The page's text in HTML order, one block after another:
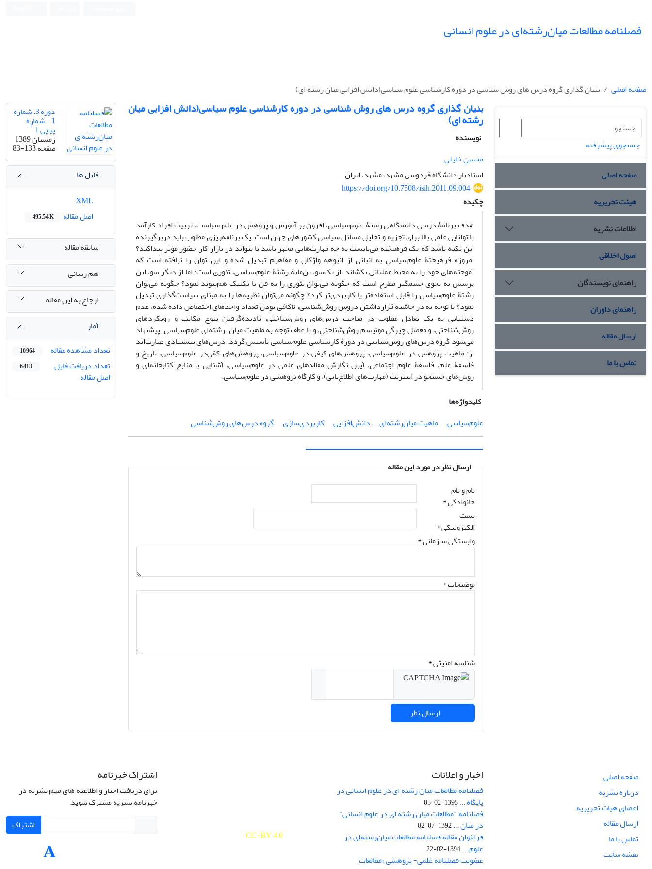
فصلنامه مطالعات میان‌رشته‌ای در علوم انسانی
صفحه اصلی بنیان گذاری گروه درس های روش شناسی در دوره کارشناسی علوم سیاسی(دانش افزایی میان رشته ای)
بنیان گذاری گروه درس های روش شناسی در دوره کارشناسی علوم سیاسی(دانش افزایی میان
رشته ای)
نویسنده
محسن خلیلی
استادیار دانشگاه فردوسی مشهد، مشهد، ایران.
https://doi.org/10.7508/isih.2011.09.004
چکیده
هدف برنامۀ درسی دانشگاهی رشتۀ علوم‌سیاسی، افزون بر آموزش و پژوهش در علم سیاست، ‌‌تربیت افراد کارآمد
با توانایی علمی ‌بالا برای تجزیه و تحلیل مسائل سیاسی کشورهای جهان است. یک برنامه‌ریزی مطلوب باید دربرگیرندۀ
این نکته باشد که یک فرهیخته می‌بایست به چه مهارت‌هایی مجهز باشد تا بتواند در بازار کار حضور مؤثر پیداکند؟
امروزه فرهیختۀ علوم‌سیاسی به انبانی از انبوهه واژگان و مفاهیم تبدیل شده و این توان را نیافته است که
آموخته‌های خود را به محیط عملیاتی بکشاند. از یک‌سو، بن‌مایۀ رشتۀ علوم‌سیاسی، تئوری است؛ اما از دیگر سو، این
پرسش به نحوی چشمگیر مطرح است که چگونه می‌توان تئوری را به فن یا تکنیک هم‌پیوند نمود؟ چگونه می‌توان
رشتۀ علوم‌سیاسی را قابل استفاده‌تر یا کاربردی‌تر کرد؟ چگونه می‌توان نظریه‌ها را به مبنای سیاست‌گذاری تبدیل
نمود؟ با توجه به در حاشیه قرارداشتن دروس روش‌شناسی، ناکافی بودن تعداد واحدهای اختصاص داده شده، عدم
دستیابی به یک تعادل مطلوب در مباحث درس‌های روش‌شناختی، نادیده‌گرفتن تنوع مکاتب و رویکردهای
روش‌شناختی، و معضل چیرگی مونیسم روش‌شناختی، و با عطف توجه به ماهیت میان-رشته‌ای علوم‌سیاسی، پیشنهاد
می‌شود گروه درس‌های روش‌شناسی در دورۀ کارشناسی علوم‌سیاسی تأسیس گردد. درس‌های پیشنهادی عبارت‌اند
از: ماهیت پژوهش در علوم‌سیاسی، پژوهش‌های کیفی در علوم‌سیاسی، پژوهش‌های کمّی‌در علوم‌سیاسی، تاریخ و
فلسفۀ علم، فلسفۀ علوم اجتماعی، آیین نگارش مقاله‌های علمی ‌در علوم‌سیاسی، آشنایی با منابع کتابخانه‌ای و
روش‌های جستجو در اینترنت (مهارت‌های اطلاع‌یابی)، و کارگاه پژوهشی در علوم‌سیاسی.
کلیدواژه‌ها
علوم‌سیاسی
ماهیت میان‌رشته‌ای دانش‌افزایی کاربردی‌سازی گروه درس‌های روش‌شناسی
ارسال نظر در مورد این مقاله
نام و نام
خانوادگی*
پست
الکترونیکی*
وابستگی سازمانی *
توضیحات *
شناسه امنیتی *
دوره 3، شماره
1 - شماره
پیاپی 1
زمستان 1389
صفحه83-133
فایل ها
اصل مقاله
495.54 K
سابقه مقاله
هم رسانی
ارجاع به این مقاله
آمار
تعداد مشاهده مقاله
10,964
تعداد دریافت فایل
اصل مقاله
6,413
جستجوی پیشرفته
صفحه اصلی
هیئت تحریریه
اطلاعات نشریه
اصول اخلاقی
راهنمای نویسندگان
راهنمای داوران
ارسال مقاله
تماس با ما
صفحه اصلی
درباره نشریه
اعضای هیات تحریریه
ارسال مقاله
تماس با ما
نقشه سایت
اخبار و اعلانات
فصلنامه مطالعات میان رشته ای در علوم انسانی در
پایگاه ...1395-02-05
فصلنامه "مطالعات میان رشته ای در علوم انسانی"
در میان ...1392-07-02
فراخوان مقاله فصلنامه مطالعات میان‌رشته‌ای در
علوم ...1394-02-22
عضویت فصلنامه علمی- پژوهشی «مطالعات
CC-BY 4.0
اشتراک خبرنامه
برای دریافت اخبار و اطلاعیه های مهم نشریه در
خبرنامه نشریه مشترک شوید.
اشتراک